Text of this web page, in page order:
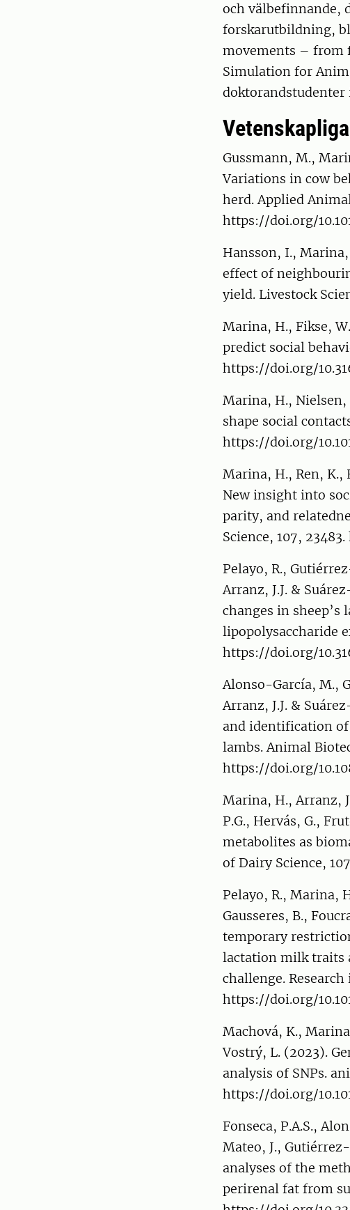
och välbefinnande,
forskarutbildning,
movements – from
Simulation for
Gussmann, M.,
Variations in cow
herd. Applied
https://doi.org/
Hansson, I.,
effect of
yield. Livestock
Marina, H., Fikse,
predict social
https://doi.org/
Marina, H., Nielsen,
shape social
https://doi.org/
Marina, H., Ren, K.,
New insight into
parity, and
Science, 107,
Pelayo, R.,
Arranz, J.J. &
changes in
lipopolysaccharide
https://doi.org/
Alonso-García, M.,
Arranz, J.J. &
and identification
lambs. Animal
https://doi.org/
Marina, H., Arranz,
P.G., Hervás, G.,
metabolites as
of Dairy Science,
Pelayo, R., Marina,
Gausseres, B.,
temporary
lactation milk traits
challenge.
https://doi.org/
Machová, K.,
Vostrý, L. (2023).
analysis of SNPs.
https://doi.org/
Fonseca, P.A.S.,
Mateo, J.,
analyses of the
perirenal fat from